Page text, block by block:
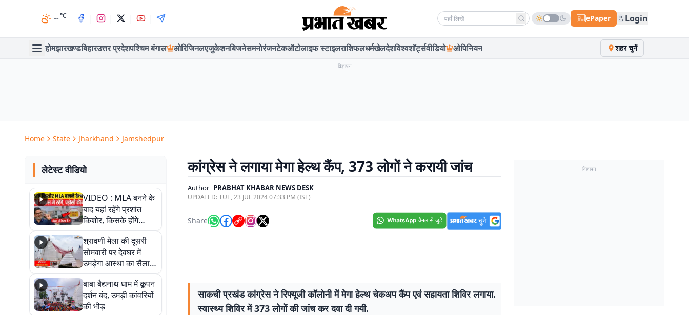
--°C | | | | Search news ePaper Login
होमझारखण्डबिहारउत्तर प्रदेशपश्चिम बंगाल ओरिजिनलएजुकेशनबिजनेसमनोरंजनटेकऑटोलाइफ स्टाइलराशिफलधर्मखेलदेशविश्वशॉर्ट्सवीडियो ओपिनियन शहर चुनें
विज्ञापन
Home State Jharkhand Jamshedpur
लेटेस्ट वीडियो
VIDEO : MLA बनने के
बाद यहां रहेंगे प्रशांत
किशोर, किसके होंगे
पड़ोसी? वीडियो में देखिए
कैसा है पीके का नया
ठिकाना
श्रावणी मेला की दूसरी
सोमवारी पर देवघर में
उमड़ेगा आस्था का सैलाब,
तीन लाख से अधिक
श्रद्धालुओं के पहुंचने का
अनुमान
बाबा बैद्यनाथ धाम में कूपन
दर्शन बंद, उमड़ी कांवरियों
की भीड़
कांग्रेस ने लगाया मेगा हेल्थ कैंप, 373 लोगों ने करायी जांच
Author PRABHAT KHABAR NEWS DESK
UPDATED:TUE, 23 JUL 2024 07:33 PM (IST)
Share
साकची प्रखंड कांग्रेस ने रिफ्यूजी कॉलोनी में मेगा हेल्थ चेकअप कैंप एवं सहायता शिविर लगाया.
स्वास्थ्य शिविर में 373 लोगों की जांच कर दवा दी गयी.
विज्ञापन